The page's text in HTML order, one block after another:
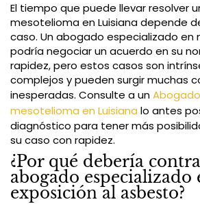
El tiempo que puede llevar resolver
mesotelioma en Luisiana depende
caso. Un abogado especializado en
podría negociar un acuerdo en su
rapidez, pero estos casos son
complejos y pueden surgir muchas
inesperadas. Consulte a un
mesotelioma en Luisiana lo antes
diagnóstico para tener más
su caso con rapidez.
¿Por qué debería
abogado especializado
exposición al asbesto?